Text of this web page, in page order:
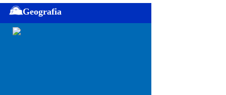
Geografia